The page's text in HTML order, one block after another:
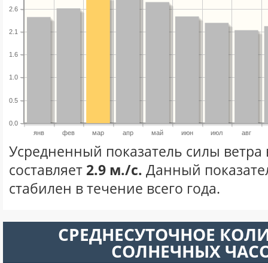
янв фев мар апр май июн июл авг
0.0
0.5
1.0
1.6
2.1
2.6
Усредненный показатель силы ветра
составляет 2.9 м./с. Данный
стабилен в течение всего года.
СРЕДНЕСУТОЧНОЕ
СОЛНЕЧНЫХ